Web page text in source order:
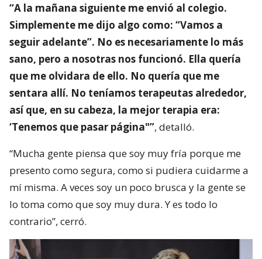
“A la mañana siguiente me envió al colegio.
Simplemente me dijo algo como: “Vamos a
seguir adelante”. No es necesariamente lo más
sano, pero a nosotras nos funcionó. Ella quería
que me olvidara de ello. No quería que me
sentara allí. No teníamos terapeutas alrededor,
así que, en su cabeza, la mejor terapia era:
‘Tenemos que pasar página"”, detalló.
“Mucha gente piensa que soy muy fría porque me
presento como segura, como si pudiera cuidarme a
mí misma. A veces soy un poco brusca y la gente se
lo toma como que soy muy dura. Y es todo lo
contrario”, cerró.